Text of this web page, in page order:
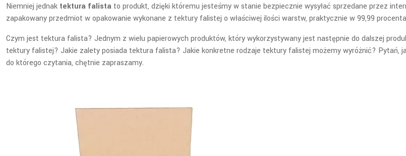
Niemniej jednak tektura falista to produkt, dzięki któremu jesteśmy w stanie bezpiecznie wysyłać sprzedane przez
zapakowany przedmiot w opakowanie wykonane z tektury falistej o właściwej ilości warstw, praktycznie w 99,99
Czym jest tektura falista? Jednym z wielu papierowych produktów, który wykorzystywany jest następnie do dalszej
tektury falistej? Jakie zalety posiada tektura falista? Jakie konkretne rodzaje tektury falistej możemy wyróżnić? Pytań,
do którego czytania, chętnie zapraszamy.